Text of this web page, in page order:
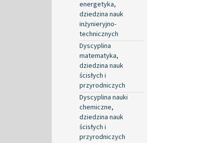
energetyka,
dziedzina nauk
inżynieryjno-
technicznych
Dyscyplina
matematyka,
dziedzina nauk
ścisłych i
przyrodniczych
Dyscyplina nauki
chemiczne,
dziedzina nauk
ścisłych i
przyrodniczych